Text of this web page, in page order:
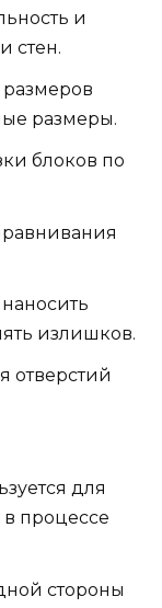
и
стен.
размеры.
блоков по
излишков.
отверстий
для
процессе
стороны